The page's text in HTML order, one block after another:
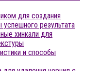
для создания
результата
хинкали для
и способы